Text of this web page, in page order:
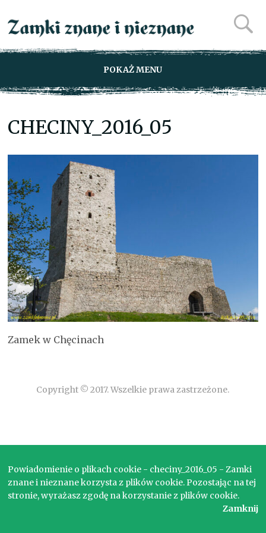
POKAŻ MENU
CHECINY_2016_05
Zamek w Chęcinach
Copyright © 2017. Wszelkie prawa zastrzeżone.
Powiadomienie o plikach cookie - checiny_2016_05 - Zamki
znane i nieznane korzysta z plików cookie. Pozostając na tej
stronie, wyrażasz zgodę na korzystanie z plików cookie.
Zamknij